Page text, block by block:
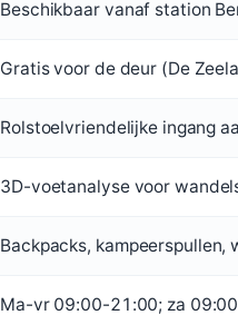
Beschikbaar vanaf station
Gratis voor de deur (De
Rolstoelvriendelijke ingang
3D-voetanalyse voor
Backpacks,
Ma-vr 09:00-21:00; za